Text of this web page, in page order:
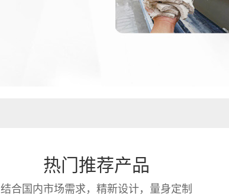
热门推荐产品
结合国内市场需求，精新设计，量身定制